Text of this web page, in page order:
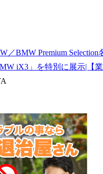
／BMW Premium
iX3」を特別に展示|【